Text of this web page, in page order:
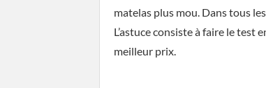
matelas plus mou. Dans tous
L’astuce consiste à faire le test
meilleur prix.